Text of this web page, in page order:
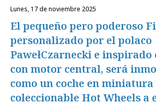
lunes, 17 de noviembre 2025
El pequeño pero poderoso
personalizado por el polaco
PawełCzarnecki e
con motor central, será
como un coche en miniatura
coleccionable Hot Wheels a